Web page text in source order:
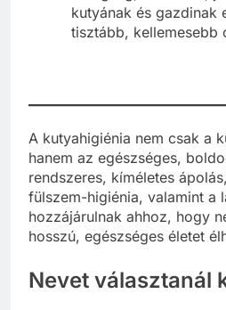
kutyának és gazdinak
tisztább, kellemesebb
A kutyahigiénia nem csak a
hanem az egészséges,
rendszeres, kíméletes
fülszem-higiénia, valamint a
hozzájárulnak ahhoz, hogy
hosszú, egészséges életet
Nevet választanál